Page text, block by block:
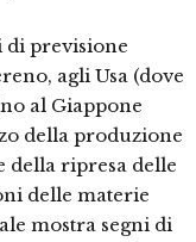
di previsione
agli Usa (dove
al Giappone
della produzione
della ripresa delle
delle materie
mostra segni di